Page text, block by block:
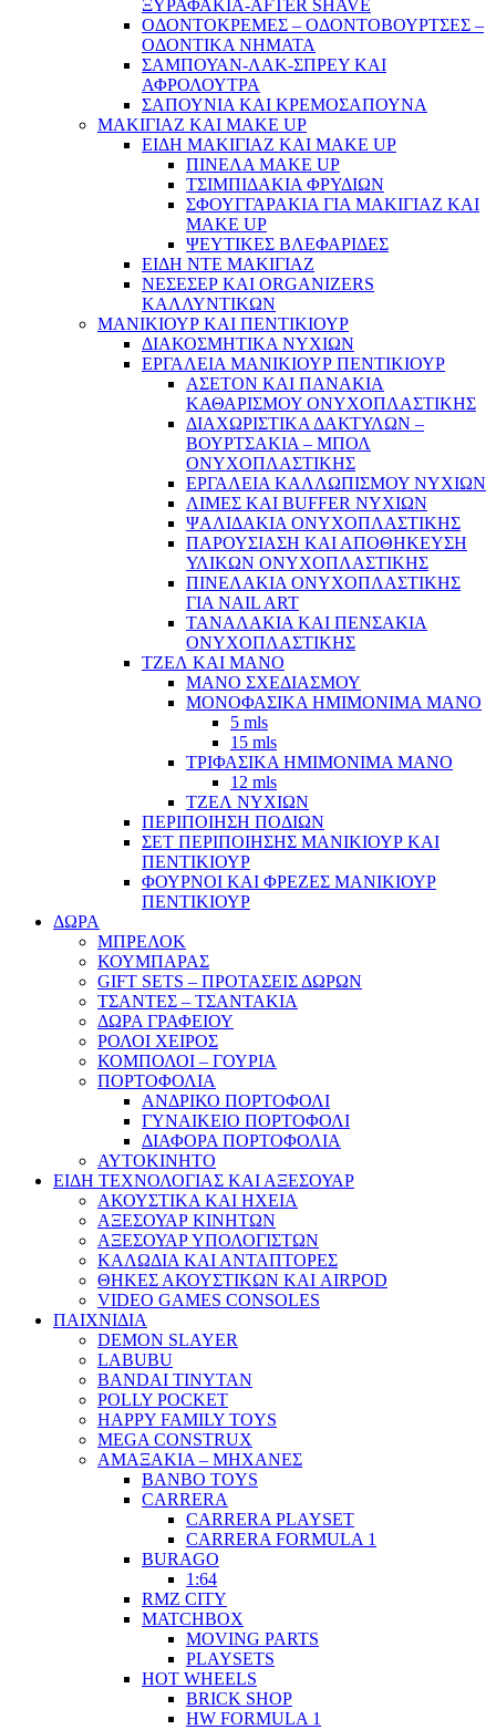
ΞΥΡΑΦΑΚΙΑ-AFTER SHAVE
ΟΔΟΝΤΟΚΡΕΜΕΣ – ΟΔΟΝΤΟΒΟΥΡΤΣΕΣ –
ΟΔΟΝΤΙΚΑ ΝΗΜΑΤΑ
ΣΑΜΠΟΥΑΝ-ΛΑΚ-ΣΠΡΕΥ ΚΑΙ
ΑΦΡΟΛΟΥΤΡΑ
ΣΑΠΟΥΝΙΑ ΚΑΙ ΚΡΕΜΟΣΑΠΟΥΝΑ
ΜΑΚΙΓΙΑΖ ΚΑΙ MAKE UP
ΕΙΔΗ ΜΑΚΙΓΙΑΖ ΚΑΙ MAKE UP
ΠΙΝΕΛΑ MAKE UP
ΤΣΙΜΠΙΔΑΚΙΑ ΦΡΥΔΙΩΝ
ΣΦΟΥΓΓΑΡΑΚΙΑ ΓΙΑ ΜΑΚΙΓΙΑZ ΚΑΙ
MAKE UP
ΨΕΥΤΙΚΕΣ ΒΛΕΦΑΡΙΔΕΣ
ΕΙΔΗ ΝΤΕ ΜΑΚΙΓΙΑΖ
ΝΕΣΕΣΕΡ ΚΑΙ ORGANIZERS
ΚΑΛΛΥΝΤΙΚΩΝ
ΜΑΝΙΚΙΟΥΡ ΚΑΙ ΠΕΝΤΙΚΙΟΥΡ
ΔΙΑΚΟΣΜΗΤΙΚΑ ΝΥΧΙΩΝ
ΕΡΓΑΛΕΙΑ ΜΑΝΙΚΙΟΥΡ ΠΕΝΤΙΚΙΟΥΡ
ΑΣΕΤΟΝ ΚΑΙ ΠΑΝΑΚΙΑ
ΚΑΘΑΡΙΣΜΟΥ ΟΝΥΧΟΠΛΑΣΤΙΚΗΣ
ΔΙΑΧΩΡΙΣΤΙΚΑ ΔΑΚΤΥΛΩΝ –
ΒΟΥΡΤΣΑΚΙΑ – ΜΠΟΛ
ΟΝΥΧΟΠΛΑΣΤΙΚΗΣ
ΕΡΓΑΛΕΙΑ ΚΑΛΛΩΠΙΣΜΟΥ ΝΥΧΙΩΝ
ΛΙΜΕΣ ΚΑΙ BUFFER ΝΥΧΙΩΝ
ΨΑΛΙΔΑΚΙΑ ΟΝΥΧΟΠΛΑΣΤΙΚΗΣ
ΠΑΡΟΥΣΙΑΣΗ ΚΑΙ ΑΠΟΘΗΚΕΥΣΗ
ΥΛΙΚΩΝ ΟΝΥΧΟΠΛΑΣΤΙΚΗΣ
ΠΙΝΕΛΑΚΙΑ ΟΝΥΧΟΠΛΑΣΤΙΚΗΣ
ΓΙΑ NAIL ART
ΤΑΝΑΛΑΚΙΑ ΚΑΙ ΠΕΝΣΑΚΙΑ
ΟΝΥΧΟΠΛΑΣΤΙΚΗΣ
ΤΖΕΛ ΚΑΙ ΜΑΝΟ
ΜΑΝΟ ΣΧΕΔΙΑΣΜΟΥ
ΜΟΝΟΦΑΣΙΚΑ ΗΜΙΜΟΝΙΜΑ ΜΑΝΟ
5 mls
15 mls
ΤΡΙΦΑΣΙΚΑ ΗΜΙΜΟΝΙΜΑ ΜΑΝΟ
12 mls
ΤΖΕΛ ΝΥΧΙΩΝ
ΠΕΡΙΠΟΙΗΣΗ ΠΟΔΙΩΝ
ΣΕΤ ΠΕΡΙΠΟΙΗΣΗΣ ΜΑΝΙΚΙΟΥΡ ΚΑΙ
ΠΕΝΤΙΚΙΟΥΡ
ΦΟΥΡΝΟΙ ΚΑΙ ΦΡΕΖΕΣ ΜΑΝΙΚΙΟΥΡ
ΠΕΝΤΙΚΙΟΥΡ
ΔΩΡΑ
ΜΠΡΕΛΟΚ
ΚΟΥΜΠΑΡΑΣ
GIFT SETS – ΠΡΟΤΑΣΕΙΣ ΔΩΡΩΝ
ΤΣΑΝΤΕΣ – ΤΣΑΝΤΑΚΙΑ
ΔΩΡΑ ΓΡΑΦΕΙΟΥ
ΡΟΛΟΙ ΧΕΙΡΟΣ
ΚΟΜΠΟΛΟΙ – ΓΟΥΡΙΑ
ΠΟΡΤΟΦΟΛΙΑ
ΑΝΔΡΙΚΟ ΠΟΡΤΟΦΟΛΙ
ΓΥΝΑΙΚΕΙΟ ΠΟΡΤΟΦΟΛΙ
ΔΙΑΦΟΡΑ ΠΟΡΤΟΦΟΛΙΑ
ΑΥΤΟΚΙΝΗΤΟ
ΕΙΔΗ ΤΕΧΝΟΛΟΓΙΑΣ ΚΑΙ ΑΞΕΣΟΥΑΡ
ΑΚΟΥΣΤΙΚΑ ΚΑΙ ΗΧΕΙΑ
ΑΞΕΣΟΥΑΡ ΚΙΝΗΤΩΝ
ΑΞΕΣΟΥΑΡ ΥΠΟΛΟΓΙΣΤΩΝ
ΚΑΛΩΔΙΑ ΚΑΙ ΑΝΤΑΠΤΟΡΕΣ
ΘΗΚΕΣ ΑΚΟΥΣΤΙΚΩΝ ΚΑΙ AIRPOD
VIDEO GAMES CONSOLES
ΠΑΙΧΝΙΔΙΑ
DEMON SLAYER
LABUBU
BANDAI TINYTAN
POLLY POCKET
HAPPY FAMILY TOYS
MEGA CONSTRUX
ΑΜΑΞΑΚΙΑ – ΜΗΧΑΝΕΣ
BANBO TOYS
CARRERA
CARRERA PLAYSET
CARRERA FORMULA 1
BURAGO
1:64
RMZ CITY
MATCHBOX
MOVING PARTS
PLAYSETS
HOT WHEELS
BRICK SHOP
HW FORMULA 1